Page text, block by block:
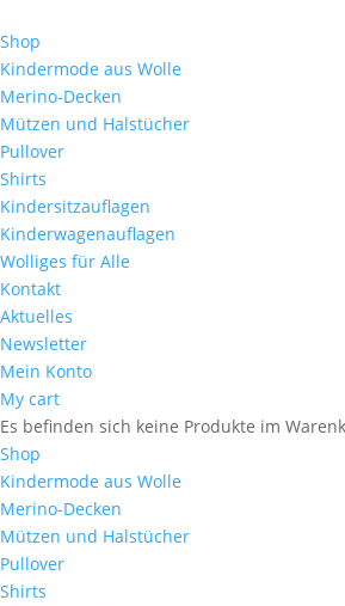
Shop
Kindermode aus Wolle
Merino-Decken
Mützen und Halstücher
Pullover
Shirts
Kindersitzauflagen
Kinderwagenauflagen
Wolliges für Alle
Kontakt
Aktuelles
Newsletter
Mein Konto
My cart
Es befinden sich keine Produkte im
Shop
Kindermode aus Wolle
Merino-Decken
Mützen und Halstücher
Pullover
Shirts